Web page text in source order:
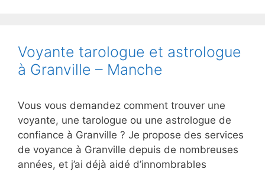
Voyante tarologue et astrologue
à Granville – Manche
Vous vous demandez comment trouver une
voyante, une tarologue ou une astrologue de
confiance à Granville ? Je propose des services
de voyance à Granville depuis de nombreuses
années, et j’ai déjà aidé d’innombrables